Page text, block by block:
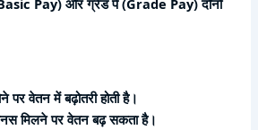
पर वेतन में बढ़ोतरी होती है।
मिलने पर वेतन बढ़ सकता है।